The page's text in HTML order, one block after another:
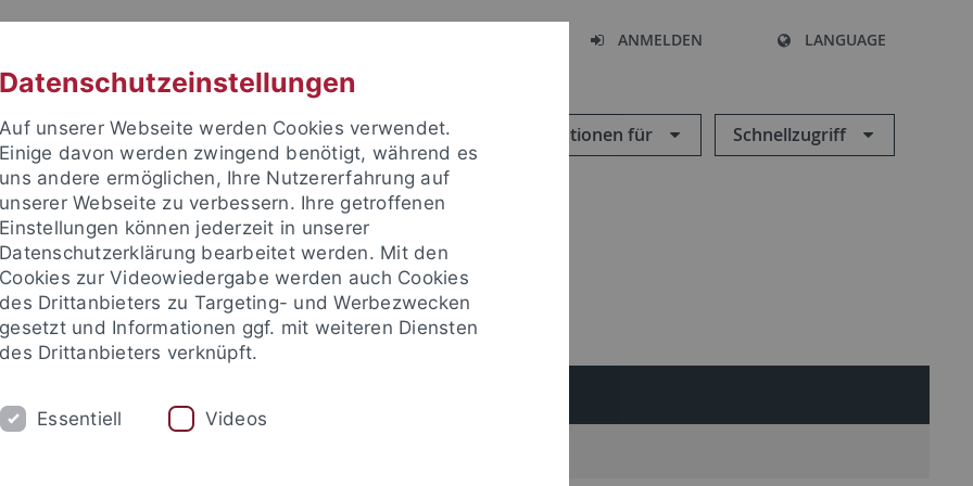
ANMELDEN LANGUAGE
Informationen für Schnellzugriff
der Pflanzen (ZMBP)
Datenschutzeinstellungen
Auf unserer Webseite werden Cookies verwendet.
Einige davon werden zwingend benötigt, während es
uns andere ermöglichen, Ihre Nutzererfahrung auf
unserer Webseite zu verbessern. Ihre getroffenen
Einstellungen können jederzeit in unserer
Datenschutzerklärung bearbeitet werden. Mit den
Cookies zur Videowiedergabe werden auch Cookies
des Drittanbieters zu Targeting- und Werbezwecken
gesetzt und Informationen ggf. mit weiteren Diensten
des Drittanbieters verknüpft.
Essentiell Videos